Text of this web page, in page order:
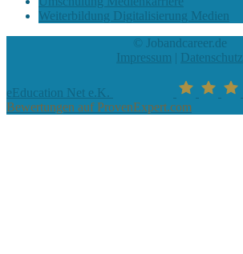
Weiterbildung Digitalisierung Medien
© Jobandcareer.de
Impressum | Datenschutz
eEducation Net e.K.
Bewertungen auf ProvenExpert.com